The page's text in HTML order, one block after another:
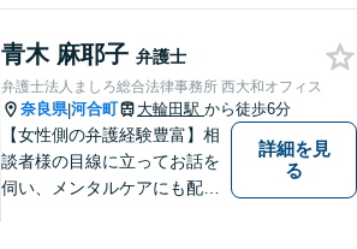
談しやすい弁護士を目指す
【夜間・休日面談可】【完全
個室】【近鉄奈良駅5分】
青木 麻耶子 弁護士
弁護士法人ましろ総合法律事務所 西大和オフィス
奈良県|河合町 大輪田駅 から徒歩6分
【女性側の弁護経験豊富】相
談者様の目線に立ってお話を
伺い、メンタルケアにも配慮
詳細を見
る